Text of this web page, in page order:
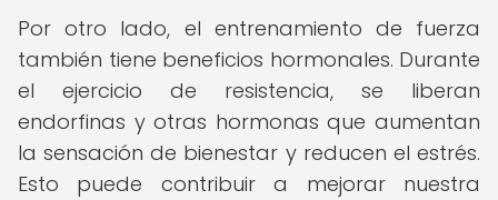
Por otro lado, el entrenamiento de fuerza
también tiene beneficios hormonales. Durante
el ejercicio de resistencia, se liberan
endorfinas y otras hormonas que aumentan
la sensación de bienestar y reducen el estrés.
Esto puede contribuir a mejorar nuestra